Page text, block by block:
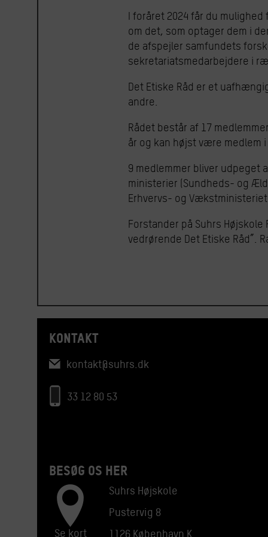
I foråret 2024 får du
om det, som optager dem i
de afspejler samfundets
sekretariatsmedarbejdere i
Det Etiske Råd er et
andre.
Rådet består af 17
år og kan højst være medlem
9 medlemmer bliver udpeget
ministerier (Sundheds- og
Erhvervs- og
Forstander på Suhrs Højskole
vedrørende Det Etiske Råd”.
KONTAKT
kontakt@suhrs.dk
33 12 80 53
BESØG OS HER
Suhrs Højskole
Pustervig 8
1126 København K
Se kort